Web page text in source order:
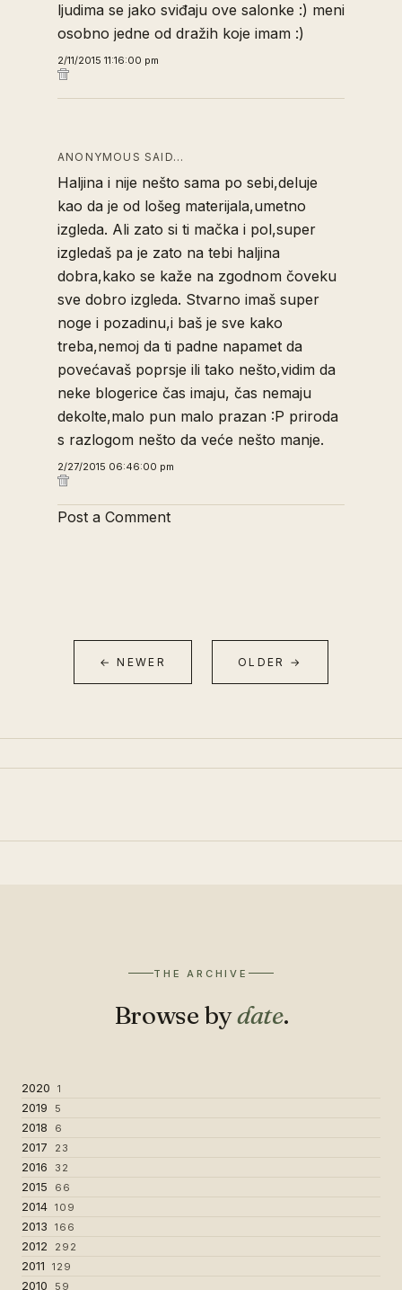
ljudima se jako sviđaju ove salonke :) meni
osobno jedne od dražih koje imam :)
2/11/2015 11:16:00 pm
ANONYMOUS SAID…
Haljina i nije nešto sama po sebi,deluje
kao da je od lošeg materijala,umetno
izgleda. Ali zato si ti mačka i pol,super
izgledaš pa je zato na tebi haljina
dobra,kako se kaže na zgodnom čoveku
sve dobro izgleda. Stvarno imaš super
noge i pozadinu,i baš je sve kako
treba,nemoj da ti padne napamet da
povećavaš poprsje ili tako nešto,vidim da
neke blogerice čas imaju, čas nemaju
dekolte,malo pun malo prazan :P priroda
s razlogom nešto da veće nešto manje.
2/27/2015 06:46:00 pm
Post a Comment
← NEWER OLDER →
THE ARCHIVE
Browse bydate.
2020 1
2019 5
2018 6
2017 23
2016 32
2015 66
2014 109
2013 166
2012 292
2011 129
2010 59